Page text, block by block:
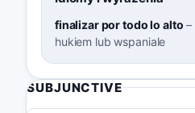
finalizar por todo lo alto –
hukiem lub wspaniale
SUBJUNCTIVE